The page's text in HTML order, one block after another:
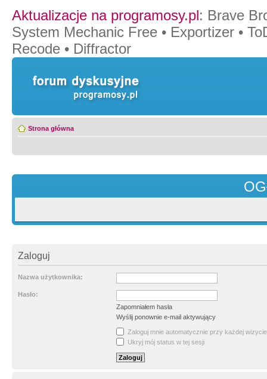
Aktualizacje na programosy.pl: Brave
System Mechanic Free • Exportizer •
Recode • Diffractor
Strona główna
Zaloguj
Nazwa użytkownika:
Hasło:
Zapomniałem hasła
Wyślij ponownie e-mail aktywujący
Zaloguj mnie automatycznie przy każdej wizycie
Ukryj mój status w tej sesji